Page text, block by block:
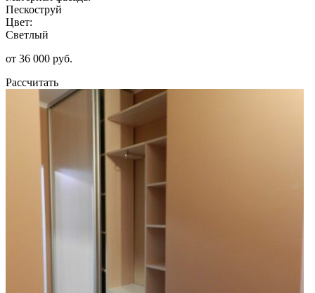
Пескоструй
Цвет:
Светлый
от 36 000 руб.
Рассчитать